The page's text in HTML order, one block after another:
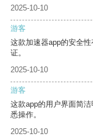
2025-10-10
游客
这款加速器app的安全
证。
2025-10-10
游客
这款app的用户界面简
悉操作。
2025-10-10